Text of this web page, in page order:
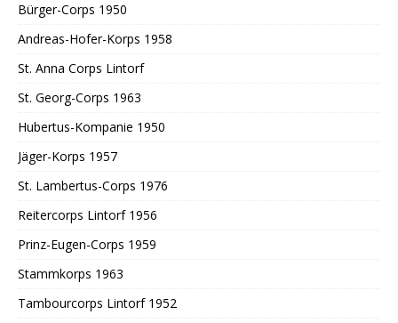
Bürger-Corps 1950
Andreas-Hofer-Korps 1958
St. Anna Corps Lintorf
St. Georg-Corps 1963
Hubertus-Kompanie 1950
Jäger-Korps 1957
St. Lambertus-Corps 1976
Reitercorps Lintorf 1956
Prinz-Eugen-Corps 1959
Stammkorps 1963
Tambourcorps Lintorf 1952